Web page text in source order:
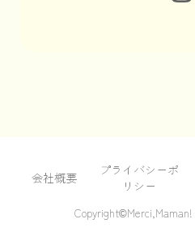
会社概要
プライバシーポ
リシー